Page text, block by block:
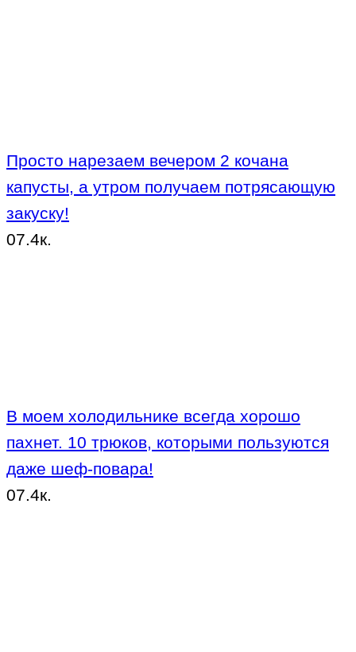
Просто нарезаем вечером 2 кочана
капусты, а утром получаем потрясающую
закуску!
07.4к.
В моем холодильнике всегда хорошо
пахнет. 10 трюков, которыми пользуются
даже шеф-повара!
07.4к.